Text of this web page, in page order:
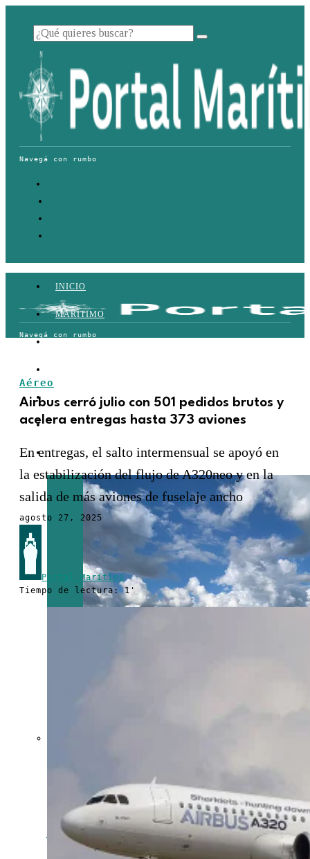
INICIO
MARÍTIMO
FERROVIARIO
LOGÍSTICA
COMERCIO EXTERIOR
exportaciones
uruguayas en
julio impulsadas
por la carne, la
Aéreo
Airbus cerró julio con 501 pedidos brutos y
acelera entregas hasta 373 aviones
En entregas, el salto intermensual se apoyó en
la estabilización del flujo de A320neo y en la
salida de más aviones de fuselaje ancho
agosto 27, 2025
Portal Marítimo
Tiempo de lectura: 1'